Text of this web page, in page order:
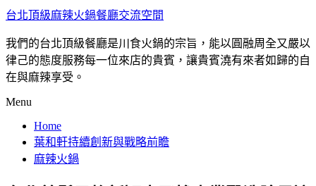
台北頂級麻辣火鍋餐廳交流空間
我們的台北頂級餐廳是川食火鍋的宗旨，能以圓融周全又嚴以
律己的態度服務每一位來店的貴賓，讓貴賓澆有來者如歸的自
在與麻辣享受。
Menu
Home
葉和軒持續創新與戰略前瞻
麻辣火鍋